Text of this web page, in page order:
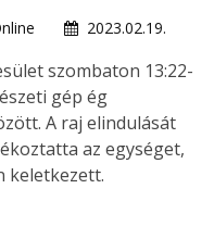
2023.02.19.
szombaton 13:22-
gép ég
A raj elindulását
az egységet,
keletkezett.